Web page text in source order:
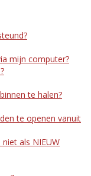
mijn computer?
te halen?
te openen vanuit
als NIEUW